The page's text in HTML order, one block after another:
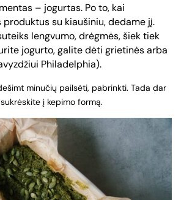
– jogurtas. Po to, kai
su kiaušiniu, dedame jį.
lengvumo, drėgmės, šiek tiek
jogurto, galite dėti grietinės arba
Philadelphia).
minučių pailsėti, pabrinkti. Tada dar
į kepimo formą.